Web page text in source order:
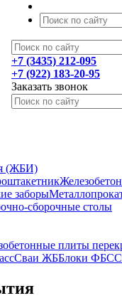
+7 (3435) 212-095
+7 (922) 183-20-95
Заказать звонок
(ЖБИ)
заборы
сборочные столы
плиты
Сваи ЖББлоки ФБС